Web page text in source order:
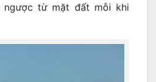
ngược từ mặt đất mỗi khi